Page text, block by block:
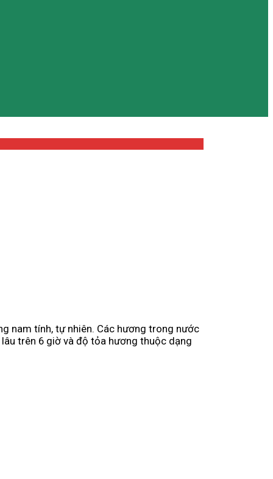
nam tính, tự nhiên. Các hương trong nước
trên 6 giờ và độ tỏa hương thuộc dạng